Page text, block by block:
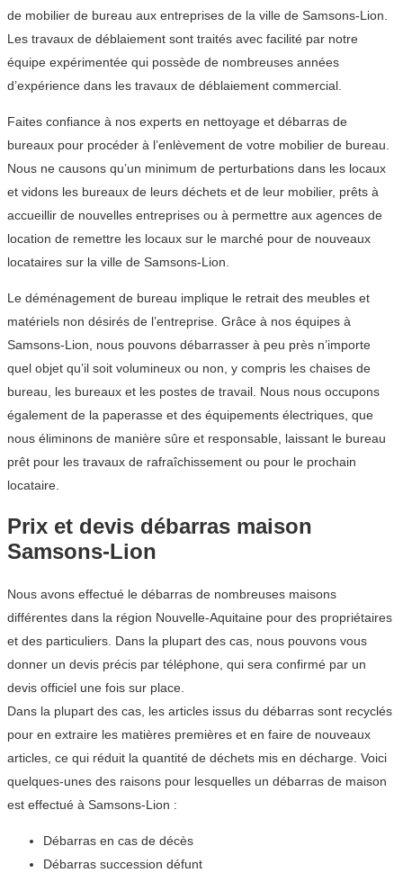
de mobilier de bureau aux entreprises de la ville de Samsons-Lion.
Les travaux de déblaiement sont traités avec facilité par notre
équipe expérimentée qui possède de nombreuses années
d’expérience dans les travaux de déblaiement commercial.
Faites confiance à nos experts en nettoyage et débarras de
bureaux pour procéder à l’enlèvement de votre mobilier de bureau.
Nous ne causons qu’un minimum de perturbations dans les locaux
et vidons les bureaux de leurs déchets et de leur mobilier, prêts à
accueillir de nouvelles entreprises ou à permettre aux agences de
location de remettre les locaux sur le marché pour de nouveaux
locataires sur la ville de Samsons-Lion.
Le déménagement de bureau implique le retrait des meubles et
matériels non désirés de l’entreprise. Grâce à nos équipes à
Samsons-Lion, nous pouvons débarrasser à peu près n’importe
quel objet qu’il soit volumineux ou non, y compris les chaises de
bureau, les bureaux et les postes de travail. Nous nous occupons
également de la paperasse et des équipements électriques, que
nous éliminons de manière sûre et responsable, laissant le bureau
prêt pour les travaux de rafraîchissement ou pour le prochain
locataire.
Prix et devis débarras maison
Samsons-Lion
Nous avons effectué le débarras de nombreuses maisons
différentes dans la région Nouvelle-Aquitaine pour des propriétaires
et des particuliers. Dans la plupart des cas, nous pouvons vous
donner un devis précis par téléphone, qui sera confirmé par un
devis officiel une fois sur place.
Dans la plupart des cas, les articles issus du débarras sont recyclés
pour en extraire les matières premières et en faire de nouveaux
articles, ce qui réduit la quantité de déchets mis en décharge. Voici
quelques-unes des raisons pour lesquelles un débarras de maison
est effectué à Samsons-Lion :
Débarras en cas de décès
Débarras succession défunt